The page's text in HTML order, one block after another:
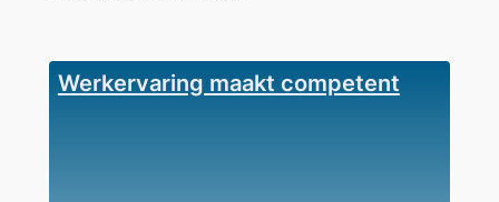
Werkervaring maakt competent